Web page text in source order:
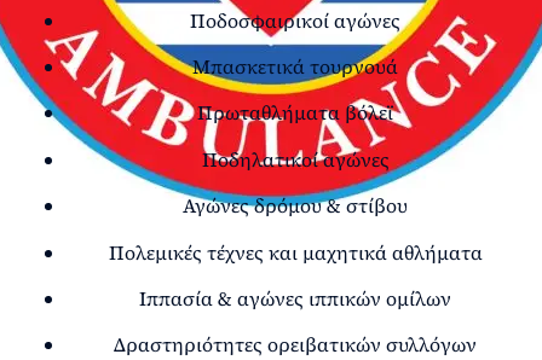
Ποδοσφαιρικοί αγώνες
Μπασκετικά τουρνουά
Πρωταθλήματα βόλεϊ
Ποδηλατικοί αγώνες
Αγώνες δρόμου & στίβου
Πολεμικές τέχνες και μαχητικά αθλήματα
Ιππασία & αγώνες ιππικών ομίλων
Δραστηριότητες ορειβατικών συλλόγων